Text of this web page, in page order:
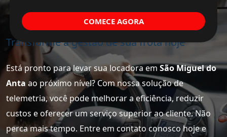
Transforme a gestão de sua frota hoje
Está pronto para levar sua locadora emSão Miguel do
Anta ao próximo nível? Com nossa solução de
telemetria, você pode melhorar a eficiência, reduzir
custos e oferecer um serviço superior ao cliente. Não
perca mais tempo. Entre em contato conosco hoje e
COMECE AGORA